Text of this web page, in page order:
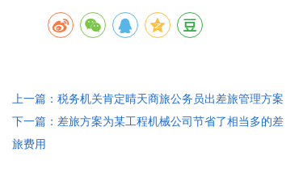
上一篇：税务机关肯定晴天商旅公务员出差旅管理方案
下一篇：差旅方案为某工程机械公司节省了相当多的差
旅费用